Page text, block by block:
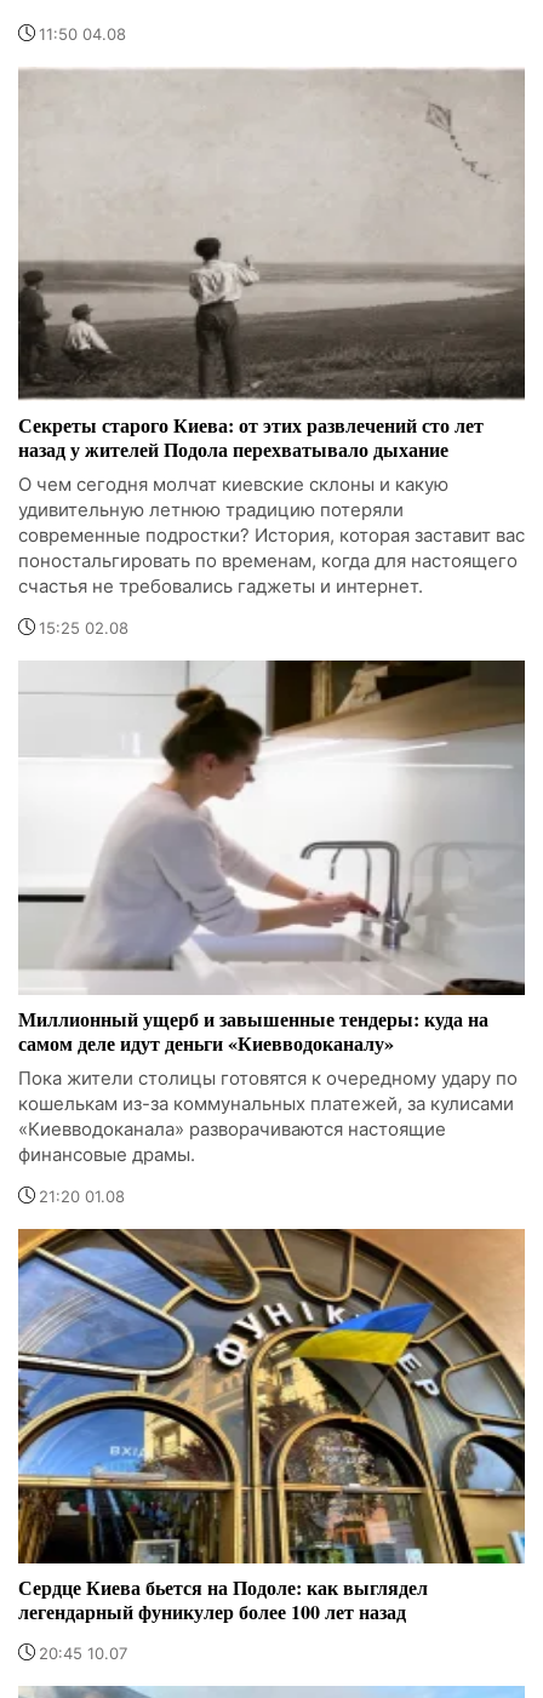
11:50 04.08
Секреты старого Киева: от этих развлечений сто лет
назад у жителей Подола перехватывало дыхание
О чем сегодня молчат киевские склоны и какую
удивительную летнюю традицию потеряли
современные подростки? История, которая заставит вас
поностальгировать по временам, когда для настоящего
счастья не требовались гаджеты и интернет.
15:25 02.08
Миллионный ущерб и завышенные тендеры: куда на
самом деле идут деньги «Киевводоканалу»
Пока жители столицы готовятся к очередному удару по
кошелькам из-за коммунальных платежей, за кулисами
«Киевводоканала» разворачиваются настоящие
финансовые драмы.
21:20 01.08
Сердце Киева бьется на Подоле: как выглядел
легендарный фуникулер более 100 лет назад
20:45 10.07